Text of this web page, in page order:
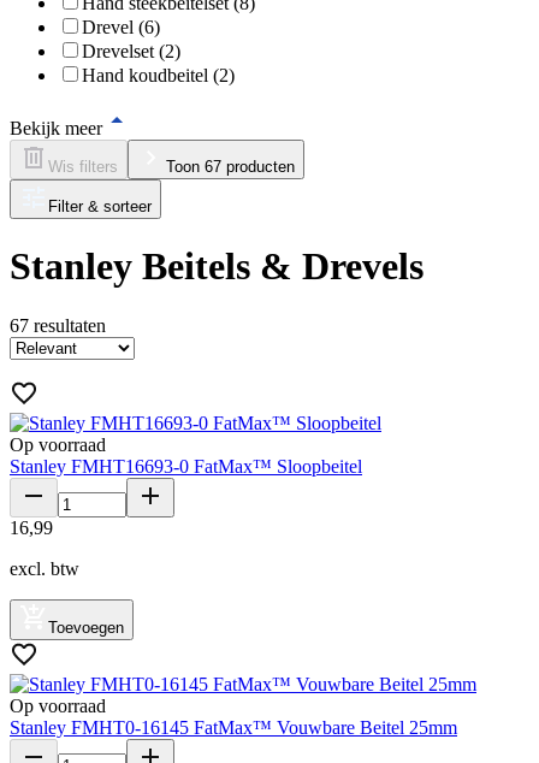
Drevel (6)
Drevelset (2)
Hand koudbeitel (2)
Bekijk meer
Wis filters Toon 67 producten
Filter & sorteer
Stanley Beitels & Drevels
67 resultaten
Op voorraad
Stanley FMHT16693-0 FatMax™ Sloopbeitel
16,99
excl. btw
Toevoegen
Op voorraad
Stanley FMHT0-16145 FatMax™ Vouwbare Beitel 25mm